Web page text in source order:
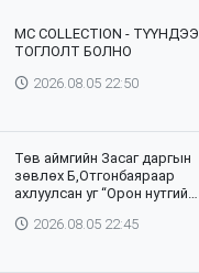
⁣MC COLLECTION - ТҮҮНДЭЭ
ТОГЛОЛТ БОЛНО
2026.08.05 22:50
Төв аймгийн Засаг даргын
зөвлөх Б,Отгонбаяраар
ахлуулсан уг “Орон нутгийн
танхим хослуулан зохион
2026.08.05 22:45